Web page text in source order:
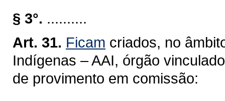
§ 3°. ..........
Art. 31. Ficam criados, no
Indígenas – AAI, órgão
de provimento em comissão: